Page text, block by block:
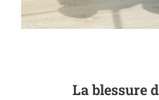
La blessure